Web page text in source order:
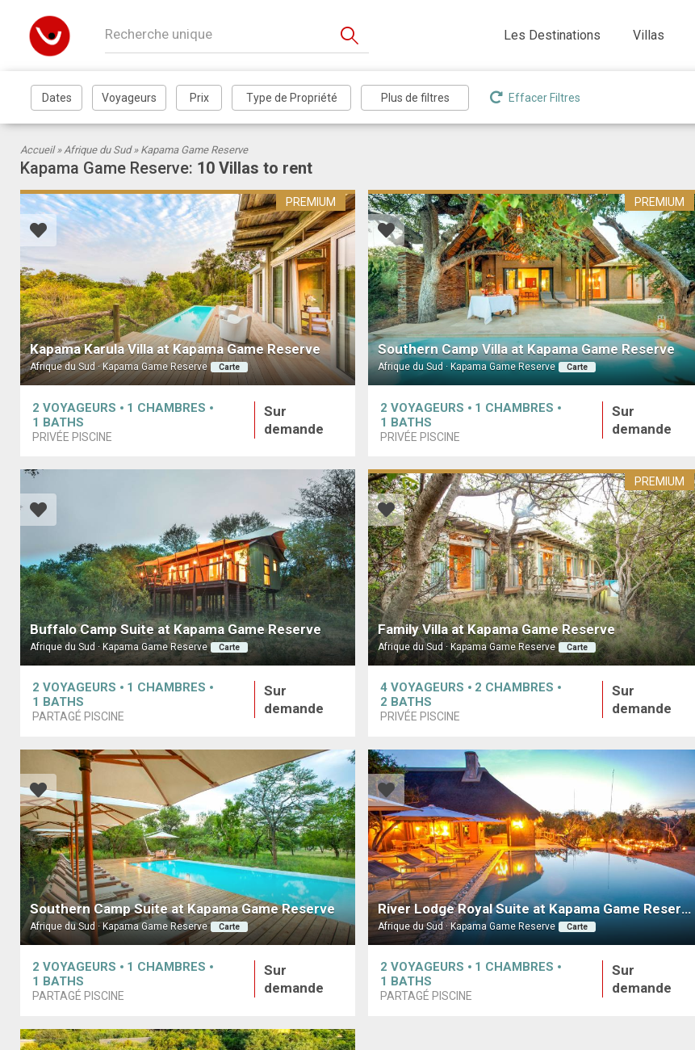
Les Destinations Villas
Effacer Filtres
Αccueil »Afrique du Sud» Kapama Game Reserve
Kapama Game Reserve: 10 Villas to rent
Kapama Karula Villa at Kapama Game Reserve
Afrique du Sud · Kapama Game Reserve Carte
PREMIUM
2 VOYAGEURS 1 CHAMBRES
1 BATHS
PRIVÉE PISCINE
Sur
demande
Southern Camp Villa at Kapama Game Reserve
Afrique du Sud · Kapama Game Reserve Carte
PREMIUM
2VOYAGEURS 1 CHAMBRES
1 BATHS
PRIVÉE PISCINE
Sur
demande
Buffalo Camp Suite at Kapama Game Reserve
Afrique du Sud · Kapama Game Reserve Carte
2 VOYAGEURS 1 CHAMBRES
1 BATHS
PARTAGÉ PISCINE
Sur
demande
Family Villa at Kapama Game Reserve
Afrique du Sud · Kapama Game Reserve Carte
PREMIUM
4VOYAGEURS 2 CHAMBRES
2 BATHS
PRIVÉE PISCINE
Sur
demande
Southern Camp Suite at Kapama Game Reserve
Afrique du Sud · Kapama Game Reserve Carte
2 VOYAGEURS 1 CHAMBRES
1 BATHS
PARTAGÉ PISCINE
Sur
demande
River Lodge Royal Suite at Kapama Game Reserve
Afrique du Sud · Kapama Game Reserve Carte
2VOYAGEURS 1 CHAMBRES
1 BATHS
PARTAGÉ PISCINE
Sur
demande